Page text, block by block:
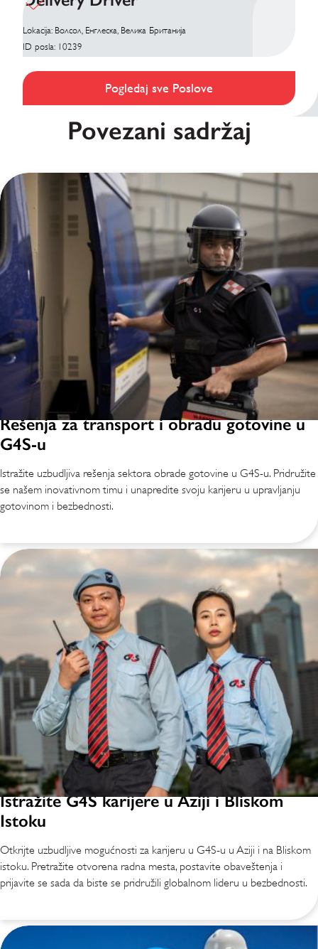
Lokacija: Волсол, Енглеска, Велика Британија
ID posla: 10239
Pogledaj sve Poslove
Povezani sadržaj
Rešenja za transport i obradu gotovine u
G4S-u
Istražite uzbudljiva rešenja sektora obrade gotovine u G4S-u. Pridružite
se našem inovativnom timu i unapredite svoju karijeru u upravljanju
gotovinom i bezbednosti.
Istražite G4S karijere u Aziji i Bliskom
Istoku
Otkrijte uzbudljive mogućnosti za karijeru u G4S-u u Aziji i na Bliskom
istoku. Pretražite otvorena radna mesta, postavite obaveštenja i
prijavite se sada da biste se pridružili globalnom lideru u bezbednosti.